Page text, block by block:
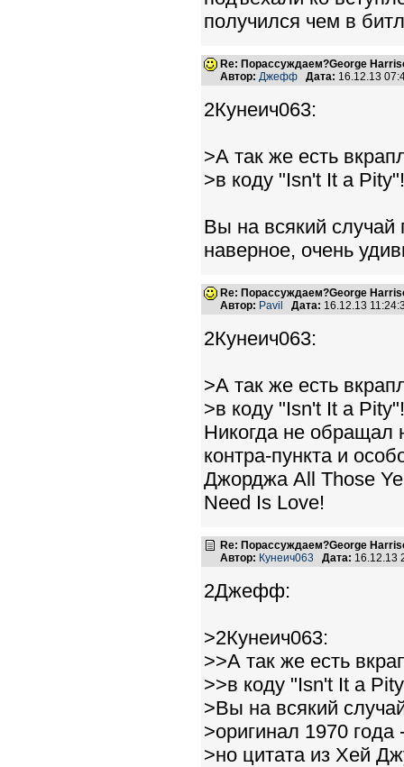
получился чем в
Re: Порассуждаем?George
Автор: Джефф Дата: 16.12.13
2Кунеич063:
>А так же есть
>в коду "Isn't It a
Вы на всякий случай
наверное, очень
Re: Порассуждаем?George
Автор: Pavil Дата: 16.12.13
2Кунеич063:
>А так же есть
>в коду "Isn't It a
Никогда не обращал
контра-пункта и
Джорджа All Those
Need Is Love!
Re: Порассуждаем?George
Автор: Кунеич063 Дата:
2Джефф:
>2Кунеич063:
>>А так же есть
>>в коду "Isn't It a
>Вы на всякий
>оригинал 1970 года
>но цитата из Хей